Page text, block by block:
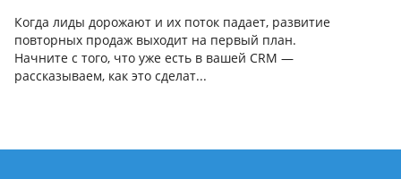
Когда лиды дорожают и их поток падает, развитие
повторных продаж выходит на первый план.
Начните с того, что уже есть в вашей CRM —
рассказываем, как это сделат...